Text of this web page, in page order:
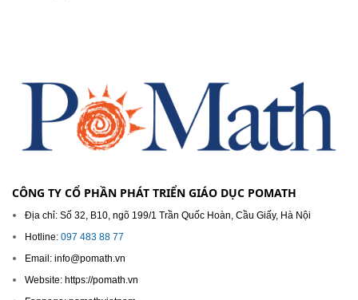
CÔNG TY CỔ PHẦN PHÁT TRIỂN GIÁO DỤC POMATH
Địa chỉ: Số 32, B10, ngõ 199/1 Trần Quốc Hoàn, Cầu Giấy, Hà Nội
Hotline: 097 483 88 77
Email: info@pomath.vn
Website: https://pomath.vn